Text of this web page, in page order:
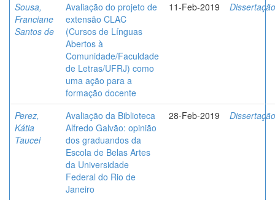
Sousa,
Franciane
Santos de
Avaliação do projeto de
extensão CLAC
(Cursos de Línguas
Abertos à
Comunidade/Faculdade
de Letras/UFRJ) como
uma ação para a
formação docente
11-Feb-2019 Dissertação
Perez,
Kátia
Taucei
Avaliação da Biblioteca
Alfredo Galvão: opinião
dos graduandos da
Escola de Belas Artes
da Universidade
Federal do Rio de
Janeiro
28-Feb-2019 Dissertação